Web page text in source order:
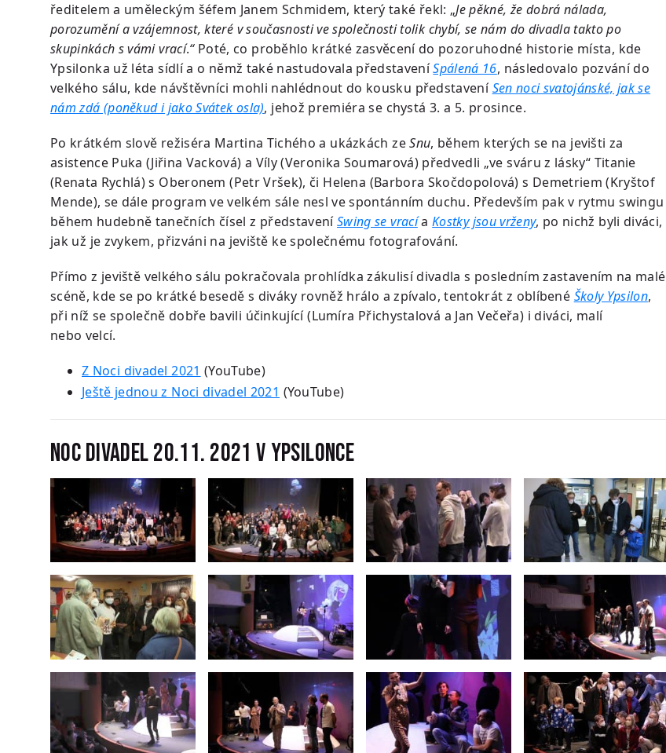
ředitelem a uměleckým šéfem Janem Schmidem, který také řekl: „Je pěkné, že dobrá nálada,
porozumění a vzájemnost, které v současnosti ve společnosti tolik chybí, se nám do divadla takto po
skupinkách s vámi vrací.“Poté, co proběhlo krátké zasvěcení do pozoruhodné historie místa, kde
Ypsilonka už léta sídlí a o němž také nastudovala představeníSpálená 16, následovalo pozvání do
velkého sálu, kde návštěvníci mohli nahlédnout do kousku představeníSen noci svatojánské, jak se
nám zdá (poněkud i jako Svátek osla), jehož premiéra se chystá 3. a 5. prosince.
Po krátkém slově režiséra Martina Tichého a ukázkách zeSnu, během kterých se na jevišti za
asistence Puka (Jiřina Vacková) a Víly (Veronika Soumarová) předvedli „ve sváru z lásky“ Titanie
(Renata Rychlá) s Oberonem (Petr Vršek), či Helena (Barbora Skočdopolová) s Demetriem (Kryštof
Mende), se dále program ve velkém sále nesl ve spontánním duchu. Především pak v rytmu swingu
během hudebně tanečních čísel z představeníSwing se vracíaKostky jsou vrženy, po nichž byli diváci,
jak už je zvykem, přizváni na jeviště ke společnému fotografování.
Přímo z jeviště velkého sálu pokračovala prohlídka zákulisí divadla s posledním zastavením na malé
scéně, kde se po krátké besedě s diváky rovněž hrálo a zpívalo, tentokrát z oblíbené Školy Ypsilon,
při níž se společně dobře bavili účinkující (Lumíra Přichystalová a Jan Večeřa) i diváci, malí
nebo velcí.
Z Noci divadel 2021 (YouTube)
Ještě jednou z Noci divadel 2021 (YouTube)
Noc divadel 20.11. 2021 v Ypsilonce